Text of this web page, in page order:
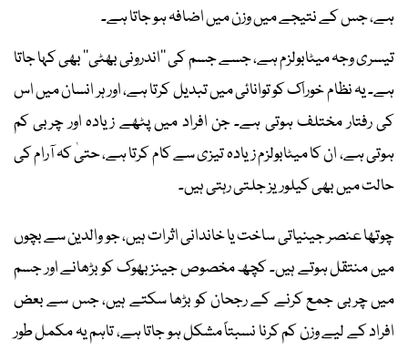
ہے، جس کے نتیجے میں وزن میں اضافہ ہو جاتا ہے۔
تیسری وجہ میٹابولزم ہے، جسے جسم کی ’’اندرونی بھٹی‘‘ بھی کہا جاتا
ہے۔ یہ نظام خوراک کو توانائی میں تبدیل کرتا ہے، اور ہر انسان میں اس
کی رفتار مختلف ہوتی ہے۔ جن افراد میں پٹھے زیادہ اور چربی کم
ہوتی ہے، ان کا میٹابولزم زیادہ تیزی سے کام کرتا ہے، حتیٰ کہ آرام کی
حالت میں بھی کیلوریز جلتی رہتی ہیں۔
چوتھا عنصر جینیاتی ساخت یا خاندانی اثرات ہیں، جو والدین سے بچوں
میں منتقل ہوتے ہیں۔ کچھ مخصوص جینز بھوک کو بڑھانے اور جسم
میں چربی جمع کرنے کے رجحان کو بڑھا سکتے ہیں، جس سے بعض
افراد کے لیے وزن کم کرنا نسبتاً مشکل ہو جاتا ہے، تاہم یہ مکمل طور